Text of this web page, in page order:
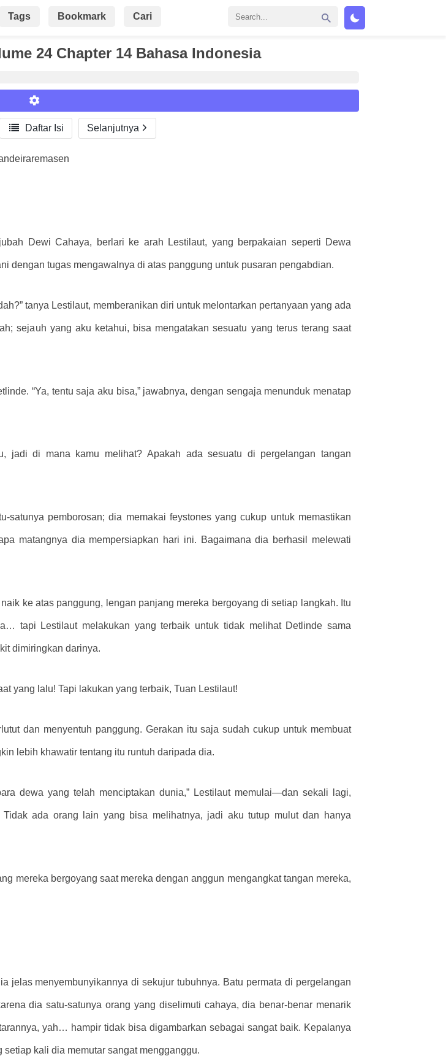
Tags Bookmark Cari
24 Chapter 14 Bahasa Indonesia
 Daftar Isi Selanjutnya
Dewi Cahaya, berlari ke arah Lestilaut, yang berpakaian seperti Dewa
dengan tugas mengawalnya di atas panggung untuk pusaran pengabdian.
tanya Lestilaut, memberanikan diri untuk melontarkan pertanyaan yang ada
sejauh yang aku ketahui, bisa mengatakan sesuatu yang terus terang saat
“Ya, tentu saja aku bisa,” jawabnya, dengan sengaja menunduk menatap
jadi di mana kamu melihat? Apakah ada sesuatu di pergelangan tangan
satunya pemborosan; dia memakai feystones yang cukup untuk memastikan
matangnya dia mempersiapkan hari ini. Bagaimana dia berhasil melewati
ke atas panggung, lengan panjang mereka bergoyang di setiap langkah. Itu
tapi Lestilaut melakukan yang terbaik untuk tidak melihat Detlinde sama
dimiringkan darinya.
yang lalu! Tapi lakukan yang terbaik, Tuan Lestilaut!
dan menyentuh panggung. Gerakan itu saja sudah cukup untuk membuat
lebih khawatir tentang itu runtuh daripada dia.
dewa yang telah menciptakan dunia,” Lestilaut memulai—dan sekali lagi,
ada orang lain yang bisa melihatnya, jadi aku tutup mulut dan hanya
mereka bergoyang saat mereka dengan anggun mengangkat tangan mereka,
jelas menyembunyikannya di sekujur tubuhnya. Batu permata di pergelangan
dia satu-satunya orang yang diselimuti cahaya, dia benar-benar menarik
yah… hampir tidak bisa digambarkan sebagai sangat baik. Kepalanya
kali dia memutar sangat mengganggu.